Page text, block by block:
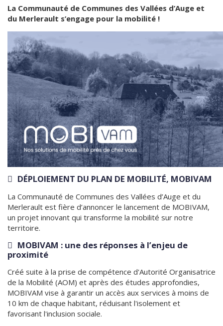
La Communauté de Communes des Vallées d’Auge et
du Merlerault s’engage pour la mobilité !
DÉPLOIEMENT DU PLAN DE MOBILITÉ, MOBIVAM
La Communauté de Communes des Vallées d’Auge et du
Merlerault est fière d’annoncer le lancement de MOBIVAM,
un projet innovant qui transforme la mobilité sur notre
territoire.
MOBIVAM : une des réponses à l’enjeu de
proximité
Créé suite à la prise de compétence d'Autorité Organisatrice
de la Mobilité (AOM) et après des études approfondies,
MOBIVAM vise à garantir un accès aux services à moins de
10 km de chaque habitant, réduisant l'isolement et
favorisant l'inclusion sociale.